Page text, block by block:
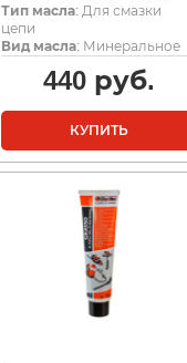
Тип масла: Для смазки
цепи
Вид масла: Минеральное
440руб.
КУПИТЬ